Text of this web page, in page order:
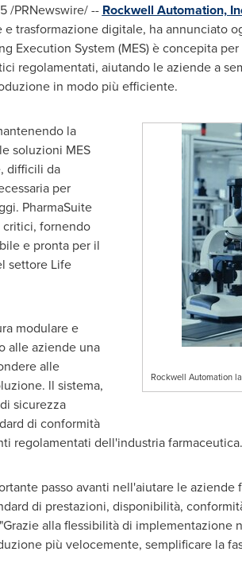
/PRNewswire/ -- Rockwell Automation,
trasformazione digitale, ha annunciato
Execution System (MES) è concepita
regolamentati, aiutando le aziende a
in modo più efficiente.
Rockwell Automation
la
soluzioni MES
difficili da
per
PharmaSuite
fornendo
e pronta per il
settore Life
modulare e
alle aziende una
alle
ll sistema,
sicurezza
di conformità
regolamentati dell'industria farmaceutica.
passo avanti nell'aiutare le
di prestazioni, disponibilità,
alla flessibilità di
più velocemente, semplificare la